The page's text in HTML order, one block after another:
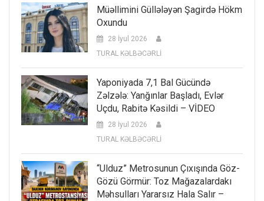
Müəllimini Güllələyən Şagirdə Hökm
Oxundu
28 İyul 2026
TURAL KƏLBƏCƏRLİ
Yaponiyada 7,1 Bal Gücündə
Zəlzələ: Yanğınlar Başladı, Evlər
Uçdu, Rabitə Kəsildi – VİDEO
28 İyul 2026
TURAL KƏLBƏCƏRLİ
“Ulduz” Metrosunun Çıxışında Göz-
Gözü Görmür: Toz Mağazalardakı
Məhsulları Yararsız Hala Salır –